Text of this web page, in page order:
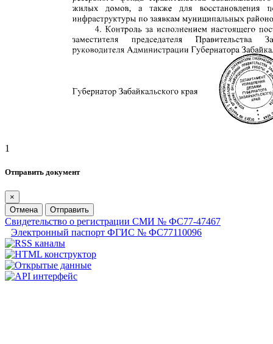
1
Отправить документ
×
Отмена
Отправить
Свидетельство о регистрации СМИ № ФС77-47467
Электронный паспорт ФГИС № ФС77110096